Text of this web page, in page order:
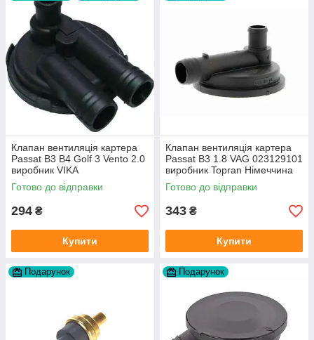
Клапан вентиляція картера
Passat B3 B4 Golf 3 Vento 2.0
виробник VIKA
Готово до відправки
294 ₴
Купити
Клапан вентиляція картера
Passat B3 1.8 VAG 023129101
виробник Topran Німеччина
Готово до відправки
343 ₴
Купити
Подарунок Подарунок